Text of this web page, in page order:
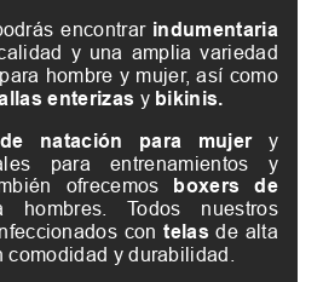
encontrarindumentaria
y una amplia variedad
para hombre y mujer, así como
enterizas y bikinis.
natación para mujery
para entrenamientos y
ofrecemos boxers de
hombres. Todos nuestros
contelasde alta
y durabilidad.